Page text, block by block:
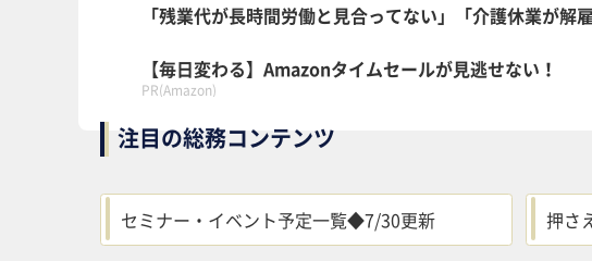
「残業代が長時間労働と見合ってない」「介護休業が
【毎日変わる】Amazonタイムセールが見逃せない！
PR(Amazon)
注目の総務コンテンツ
セミナー・イベント予定一覧◆7/30更新 押さ